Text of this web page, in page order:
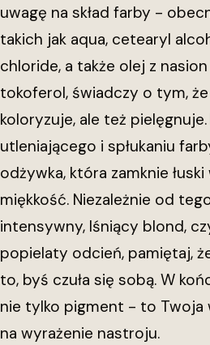
uwagę na skład farby -
takich jak aqua, cetearyl
chloride, a także olej z
tokoferol, świadczy o tym,
koloryzuje, ale też pielęgnuje.
utleniającego i spłukaniu
odżywka, która zamknie łuski
miękkość. Niezależnie od
intensywny, lśniący blond,
popielaty odcień, pamiętaj,
to, byś czuła się sobą. W
nie tylko pigment - to Twoja
na wyrażenie nastroju.